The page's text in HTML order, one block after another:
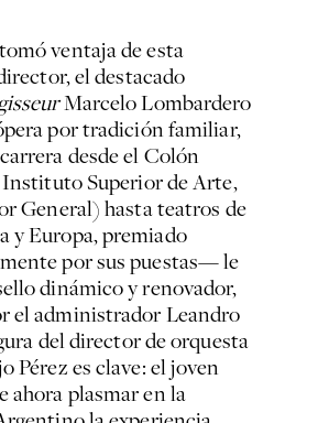
ventaja de esta
el destacado
Marcelo Lombardero
por tradición familiar,
desde el Colón
Instituto Superior de Arte,
General) hasta teatros de
y Europa, premiado
por sus puestas— le
dinámico y renovador,
el administrador Leandro
del director de orquesta
Pérez es clave: el joven
ahora plasmar en la